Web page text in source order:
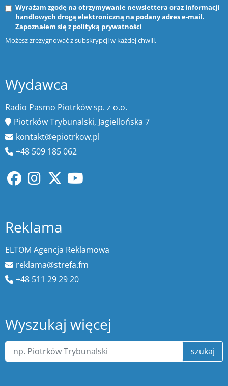
Wyrażam zgodę na otrzymywanie newslettera oraz informacji
handlowych drogą elektroniczną na podany adres e-mail.
Zapoznałem się z polityką prywatności
Możesz zrezygnować z subskrypcji w każdej chwili.
Wydawca
Radio Pasmo Piotrków sp. z o.o.
Piotrków Trybunalski, Jagiellońska 7
kontakt@epiotrkow.pl
+48 509 185 062
Reklama
ELTOM Agencja Reklamowa
reklama@strefa.fm
+48 511 29 29 20
Wyszukaj więcej
szukaj